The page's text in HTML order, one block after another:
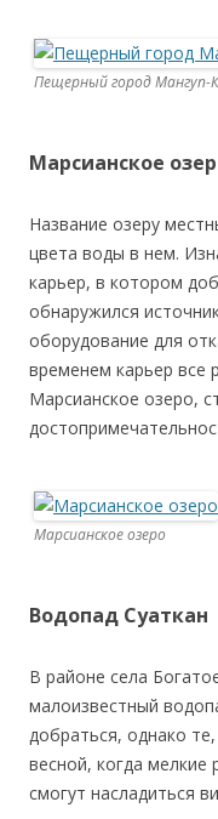
Пещерный город Мангуп-
Марсианское
Название озеру
цвета воды в нем.
карьер, в котором
обнаружился
оборудование для
временем карьер все
Марсианское озеро,
Марсианское озеро
Водопад Суаткан
В районе села
малоизвестный
добраться, однако
весной, когда
смогут насладиться